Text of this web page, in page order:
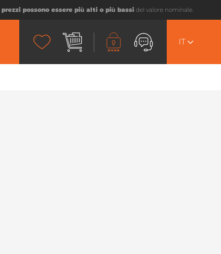
prezzi possono essere più alti o più bassi del valore nominale.
IT